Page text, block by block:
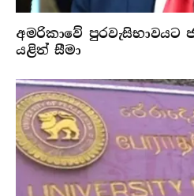
අමරිකාවේ පුරවැසිභාවයට
යළිත් සීමා